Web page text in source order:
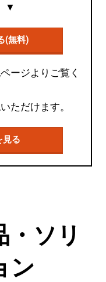
▼
(無料)
ージよりご覧く
ただけます。
見る
・ソリ
ン